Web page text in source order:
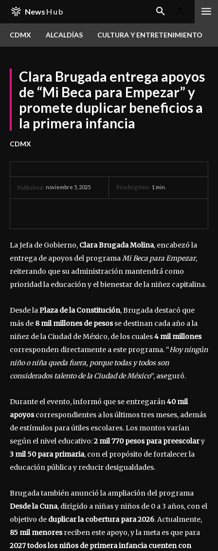
News Hub
CDMX ALCALDÍAS CULTURA Y ENTRETENIMIENTO
Clara Brugada entrega apoyos
de “Mi Beca para Empezar” y
promete duplicar beneficios a
la primera infancia
CDMX
Published: noviembre 5, 2025 Reading time: 1 min.
La Jefa de Gobierno, Clara Brugada Molina, encabezó la
entrega de apoyos del programaMi Beca para Empezar,
reiterando que su administración mantendrá como
prioridad la educación y el bienestar de la niñez capitalina.
Desde laPlaza de la Constitución, Brugada destacó que
más de 8 mil millones de pesosse destinan cada año a la
niñez de la Ciudad de México, de los cuales4 mil millones
corresponden directamente a este programa. “Hoy ningún
niño o niña queda fuera, porque todas y todos son
considerados talento de la Ciudad de México”, aseguró.
Durante el evento, informó que se entregarán40 mil
apoyoscorrespondientes a los últimos tres meses, además
de estímulos para útiles escolares. Los montos varían
según el nivel educativo:2 mil 770 pesos para preescolary
3 mil 50 para primaria, con el propósito de fortalecer la
educación pública y reducir desigualdades.
Brugada también anunció la ampliación del programa
Desde la Cuna, dirigido a niñas y niños de 0 a 3 años, con el
objetivo de duplicar la cobertura para 2026. Actualmente,
85 mil menoresreciben este apoyo, y la meta es que para
2027 todos los niños de primera infancia cuenten con